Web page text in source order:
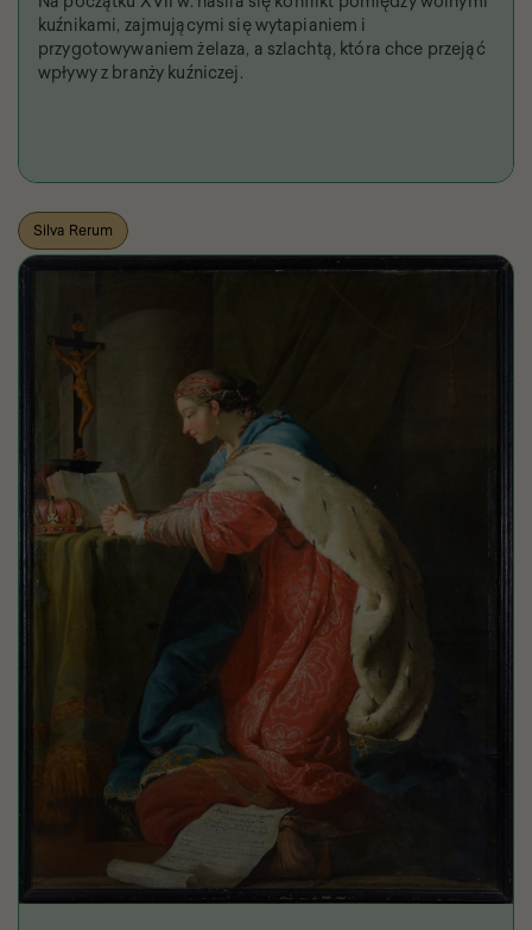
kuźnikami, zajmującymi się wytapianiem i
przygotowywaniem żelaza, a szlachtą, która chce przejąć
wpływy z branży kuźniczej.
Silva Rerum